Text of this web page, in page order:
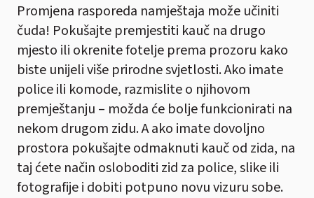
Promjena rasporeda namještaja može učiniti
čuda! Pokušajte premjestiti kauč na drugo
mjesto ili okrenite fotelje prema prozoru kako
biste unijeli više prirodne svjetlosti. Ako imate
police ili komode, razmislite o njihovom
premještanju – možda će bolje funkcionirati na
nekom drugom zidu. A ako imate dovoljno
prostora pokušajte odmaknuti kauč od zida, na
taj ćete način osloboditi zid za police, slike ili
fotografije i dobiti potpuno novu vizuru sobe.